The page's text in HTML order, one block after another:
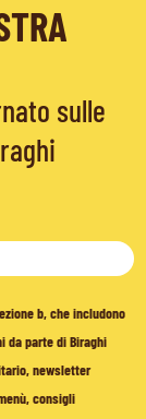
sulle
b, che includono
da parte di Biraghi
newsletter
consigli